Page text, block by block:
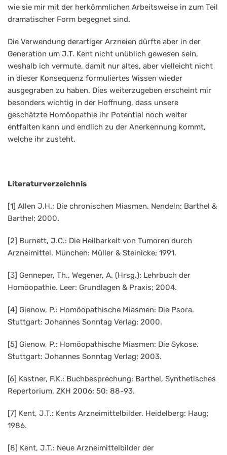
wie sie mir mit der herkömmlichen Arbeitsweise in zum Teil
dramatischer Form begegnet sind.
Die Verwendung derartiger Arzneien dürfte aber in der
Generation um J.T. Kent nicht unüblich gewesen sein,
weshalb ich vermute, damit nur altes, aber vielleicht nicht
in dieser Konsequenz formuliertes Wissen wieder
ausgegraben zu haben. Dies weiterzugeben erscheint mir
besonders wichtig in der Hoffnung, dass unsere
geschätzte Homöopathie ihr Potential noch weiter
entfalten kann und endlich zu der Anerkennung kommt,
welche ihr zusteht.
Literaturverzeichnis
[1] Allen J.H.: Die chronischen Miasmen. Nendeln: Barthel &
Barthel; 2000.
[2] Burnett, J.C.: Die Heilbarkeit von Tumoren durch
Arzneimittel. München: Müller & Steinicke; 1991.
[3] Genneper, Th., Wegener, A. (Hrsg.): Lehrbuch der
Homöopathie. Leer: Grundlagen & Praxis; 2004.
[4] Gienow, P.: Homöopathische Miasmen: Die Psora.
Stuttgart: Johannes Sonntag Verlag; 2000.
[5] Gienow, P.: Homöopathische Miasmen: Die Sykose.
Stuttgart: Johannes Sonntag Verlag; 2003.
[6] Kastner, F.K.: Buchbesprechung: Barthel, Synthetisches
Repertorium. ZKH 2006; 50: 88-93.
[7] Kent, J.T.: Kents Arzneimittelbilder. Heidelberg: Haug;
1986.
[8] Kent, J.T.: Neue Arzneimittelbilder der